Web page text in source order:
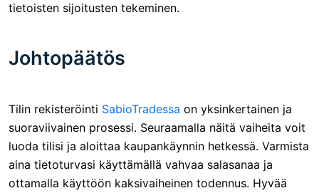
tietoisten sijoitusten tekeminen.
Johtopäätös
Tilin rekisteröinti SabioTradessa on yksinkertainen ja
suoraviivainen prosessi. Seuraamalla näitä vaiheita voit
luoda tilisi ja aloittaa kaupankäynnin hetkessä. Varmista
aina tietoturvasi käyttämällä vahvaa salasanaa ja
ottamalla käyttöön kaksivaiheinen todennus. Hyvää